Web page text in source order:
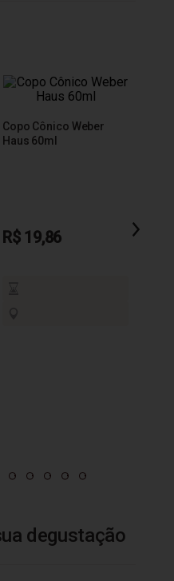
Copo Cônico Weber
Haus 60ml
R$ 19,86
degustação